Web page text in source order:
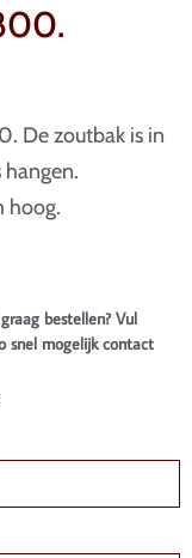
De zoutbak is in
hangen.
hoog.
bestellen? Vul
snel mogelijk contact